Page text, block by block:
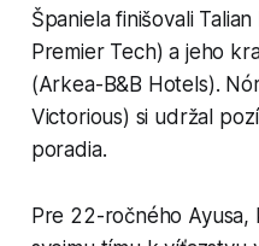
Španiela finišovali
Premier Tech) a jeho
(Arkea-B&B Hotels).
Victorious) si udržal
poradia.
Pre 22-ročného